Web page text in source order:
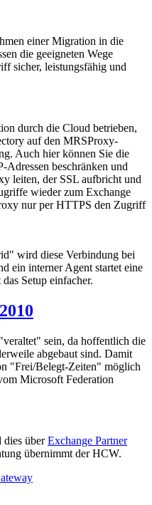
einer Migration in die
die geeigneten Wege
sicher, leistungsfähig und
durch die Cloud betrieben,
auf den MRSProxy-
Auch hier können Sie die
beschränken und
leiten, der SSL aufbricht und
wieder zum Exchange
nur per HTTPS den Zugriff
wird diese Verbindung bei
ein interner Agent startet eine
Setup einfacher.
sein, da hoffentlich die
abgebaut sind. Damit
"Frei/Belegt-Zeiten" möglich
Microsoft Federation
dies überExchange Partner
übernimmt der HCW.